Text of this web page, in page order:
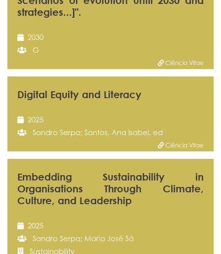
strategies...]".
2030
G
Ciência Vitae
Digital Equity and Literacy
2025
Sandro Serpa; Santos, Ana Isabel, ed
Ciência Vitae
Embedding Sustainability in
Organisations Through Climate,
Culture, and Leadership
2025
Sandro Serpa; Maria José Sá
Sustainability